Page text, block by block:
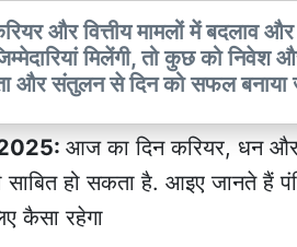
और वित्तीय मामलों में बदलाव
मिलेंगी, तो कुछ को निवेश
और संतुलन से दिन को सफल बनाया
आज का दिन करियर, धन और
साबित हो सकता है. आइए जानते हैं
कैसा रहेगा